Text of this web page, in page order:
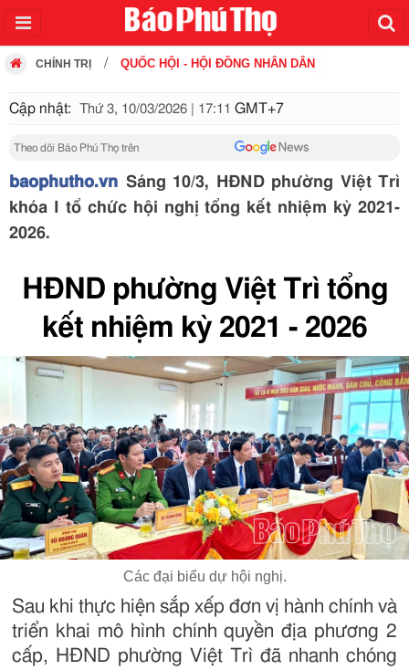
CHÍNH TRỊ QUỐC HỘI - HỘI ĐỒNG NHÂN DÂN
Cập nhật: Thứ 3, 10/03/2026 | 17:11 GMT+7
Theo dõi Báo Phú Thọ trên
baophutho.vn Sáng 10/3, HĐND phường Việt Trì
khóa I tổ chức hội nghị tổng kết nhiệm kỳ 2021-
2026.
HĐND phường Việt Trì tổng
kết nhiệm kỳ 2021 - 2026
Các đại biểu dự hội nghị.
Sau khi thực hiện sắp xếp đơn vị hành chính và
triển khai mô hình chính quyền địa phương 2
cấp, HĐND phường Việt Trì đã nhanh chóng